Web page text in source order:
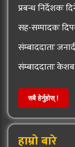
प्रबन्ध निर्देशकः
सह-सम्पादकः
संम्बाददाताः
संम्बाददाताः केशब
सबै हेर्नुहोस् !
हाम्रो बारे